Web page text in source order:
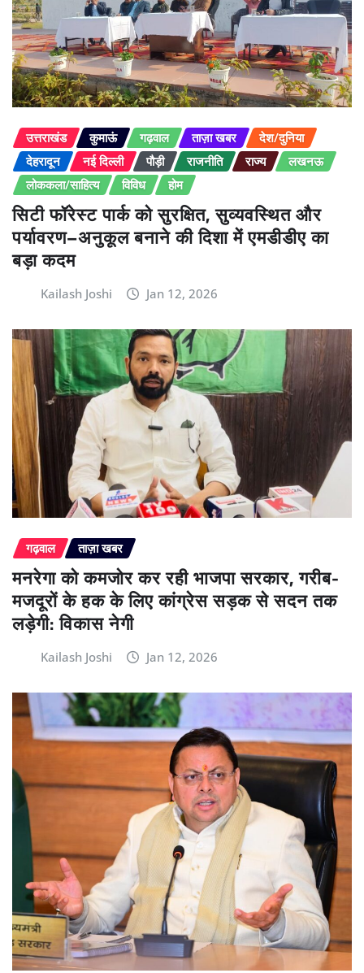
उत्तराखंड कुमाऊं गढ़वाल ताज़ा खबर
देश/दुनिया
देहरादून
नई दिल्ली पौड़ी राजनीति राज्य
लखनऊ
लोककला/साहित्य
विविध होम
सिटी फॉरेस्ट पार्क को सुरक्षित, सुव्यवस्थित और
पर्यावरण–अनुकूल बनाने की दिशा में एमडीडीए का
बड़ा कदम
Kailash Joshi Jan 12, 2026
गढ़वाल ताज़ा खबर
मनरेगा को कमजोर कर रही भाजपा सरकार, गरीब-
मजदूरों के हक के लिए कांग्रेस सड़क से सदन तक
लड़ेगी: विकास नेगी
Kailash Joshi Jan 12, 2026